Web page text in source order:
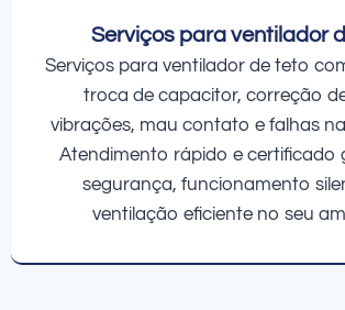
Serviços para ventilador
Serviços para ventilador de teto
troca de capacitor, correção
vibrações, mau contato e falhas
Atendimento rápido e certificado
segurança, funcionamento
ventilação eficiente no seu